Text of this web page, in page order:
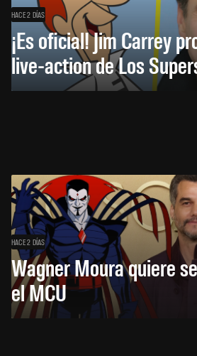
HACE 2 DÍAS
¡Es oficial! Jim Carrey
live-action de Los
HACE 2 DÍAS
Wagner Moura quiere
el MCU